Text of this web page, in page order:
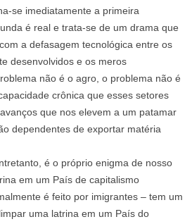
se imediatamente a primeira
é real e trata-se de um drama que
a defasagem tecnológica entre os
desenvolvidos e os meros
não é o agro, o problema não é
crônica que esses setores
que nos elevem a um patamar
dependentes de exportar matéria
é o próprio enigma de nosso
em um País de capitalismo
é feito por imigrantes – tem um
uma latrina em um País do